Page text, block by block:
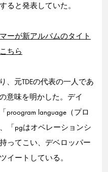
ると発表していた。
ーが新アルバムのタイト
ちら
、元TDEの代表の一人であ
意味を明かした。デイ
proogram language（プロ
「pgはオペレーションシ
ってこい、デベロッパー
イートしている。